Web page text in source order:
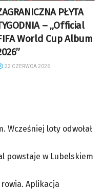
PŁYTA
– „Official
World Cup Album
22 CZERWCA 2026
Wcześniej loty odwołał
powstaje w Lubelskiem
Aplikacja